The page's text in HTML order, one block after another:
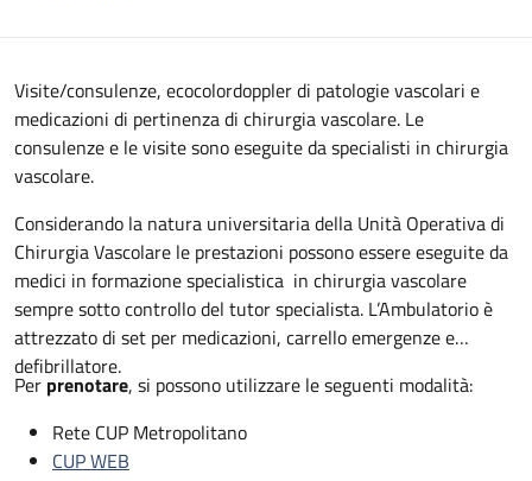
Descrizione
Visite/consulenze, ecocolordoppler di patologie vascolari e
medicazioni di pertinenza di chirurgia vascolare. Le
consulenze e le visite sono eseguite da specialisti in chirurgia
vascolare.
Considerando la natura universitaria della Unità Operativa di
Chirurgia Vascolare le prestazioni possono essere eseguite da
medici in formazione specialistica in chirurgia vascolare
sempre sotto controllo del tutor specialista. L’Ambulatorio è
attrezzato di set per medicazioni, carrello emergenze e
defibrillatore.
Per prenotare, si possono utilizzare le seguenti modalità:
Rete CUP Metropolitano
CUP WEB